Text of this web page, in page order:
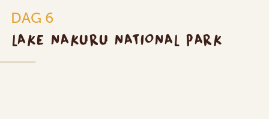
DAG 6
LAKE NAKURU NATIONAL PARK